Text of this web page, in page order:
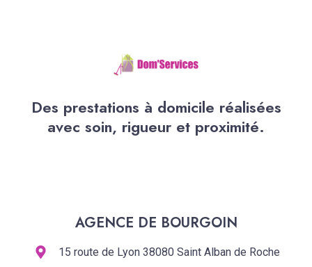
Des prestations à domicile réalisées
avec soin, rigueur et proximité.
AGENCE DE BOURGOIN
15 route de Lyon 38080 Saint Alban de Roche